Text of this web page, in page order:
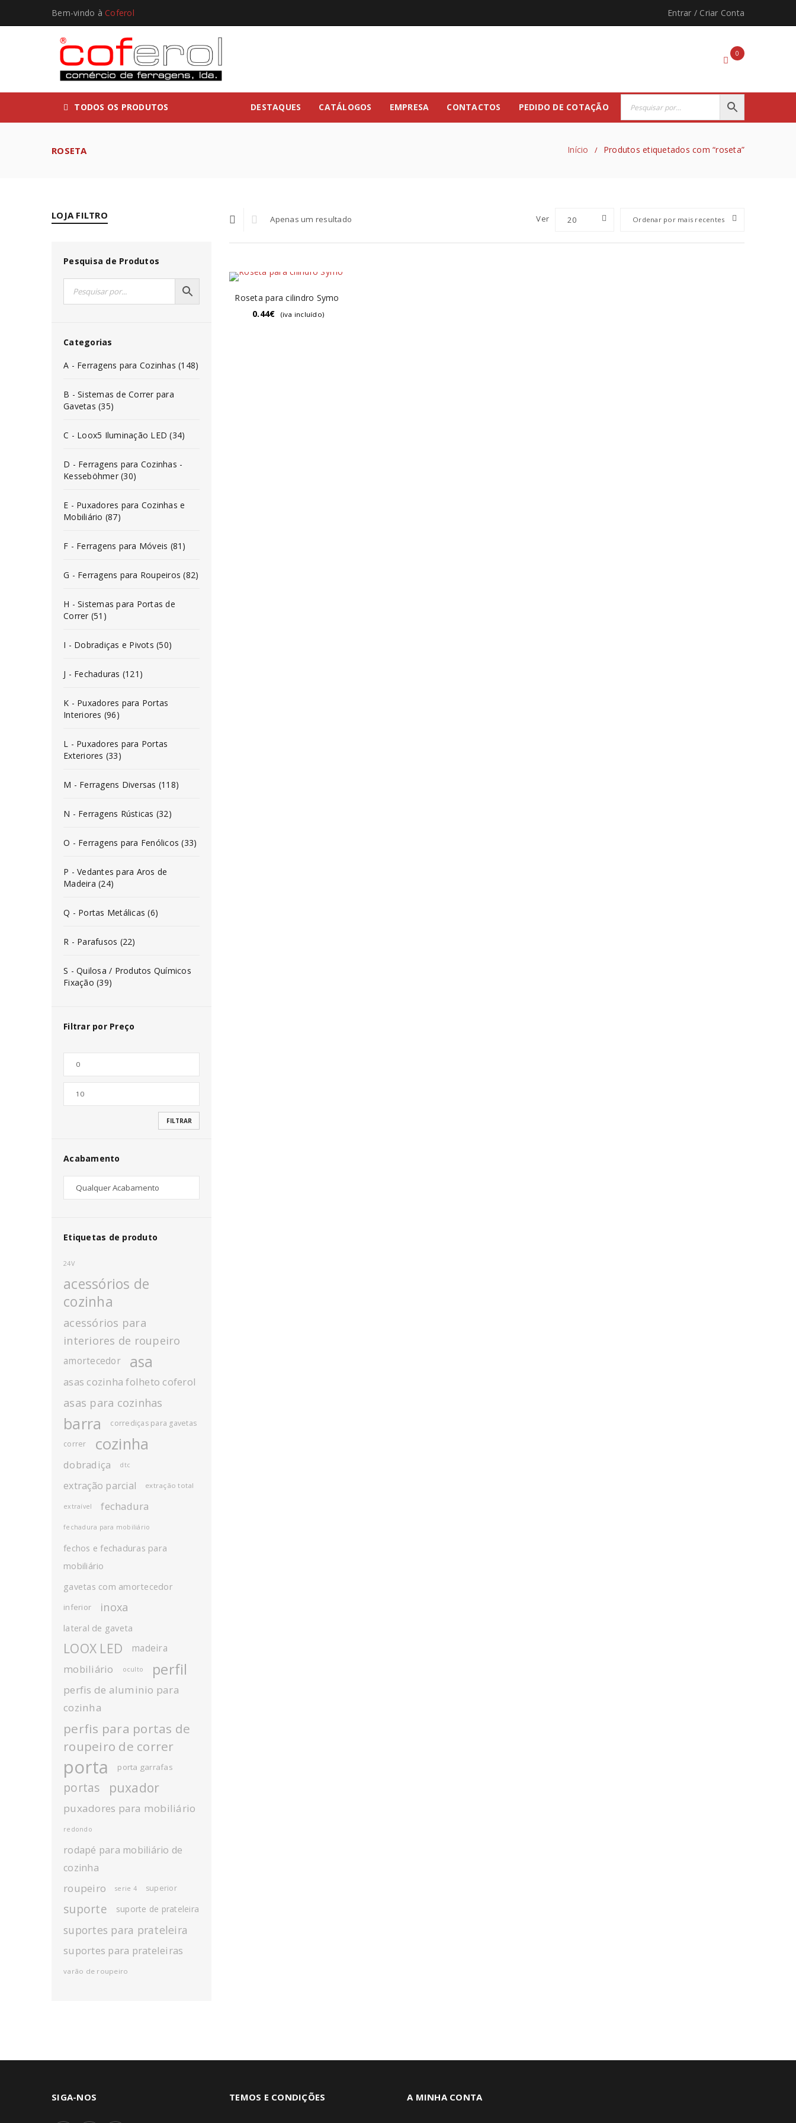
*
INICIAR SESSÃO
Bem-vindo à Coferol Entrar / Criar Conta
0
TODOS OS PRODUTOS DESTAQUES CATÁLOGOS EMPRESA CONTACTOS PEDIDO DE COTAÇÃO
ROSETA Início / Produtos etiquetados com “roseta”
LOJA FILTRO
Pesquisa de Produtos
Categorias
A - Ferragens para Cozinhas (148)
B - Sistemas de Correr para
Gavetas (35)
C - Loox5 Iluminação LED (34)
D - Ferragens para Cozinhas -
Kesseböhmer (30)
E - Puxadores para Cozinhas e
Mobiliário (87)
F - Ferragens para Móveis (81)
G - Ferragens para Roupeiros (82)
H - Sistemas para Portas de
Correr (51)
I - Dobradiças e Pivots (50)
J - Fechaduras (121)
K - Puxadores para Portas
Interiores (96)
L - Puxadores para Portas
Exteriores (33)
M - Ferragens Diversas (118)
N - Ferragens Rústicas (32)
O - Ferragens para Fenólicos (33)
P - Vedantes para Aros de
Madeira (24)
Q - Portas Metálicas (6)
R - Parafusos (22)
S - Quilosa / Produtos Químicos
Fixação (39)
Filtrar por Preço
FILTRAR
Acabamento
Etiquetas de produto
24V
acessórios de
cozinha
acessórios para
interiores de roupeiro
amortecedor asa
asas cozinha folheto coferol
asas para cozinhas
barra corrediças para gavetas
correr cozinha
dobradiça dtc
extração parcial extração total
extraível fechadura
fechadura para mobiliário
fechos e fechaduras para
mobiliário
gavetas com amortecedor
inferior inoxa
lateral de gaveta
LOOX LED madeira
mobiliário oculto perfil
perfis de aluminio para
cozinha
perfis para portas de
roupeiro de correr
porta porta garrafas
portas puxador
puxadores para mobiliário
redondo
rodapé para mobiliário de
cozinha
roupeiro serie 4 superior
suporte suporte de prateleira
suportes para prateleira
suportes para prateleiras
varão de roupeiro
Apenas um resultado Ordenar por mais recentes
Ver 20
Roseta para cilindro Symo
0.44€ (iva incluído)
SIGA-NOS TEMOS E CONDIÇÕES A MINHA CONTA